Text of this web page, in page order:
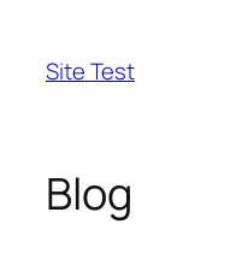
contenu
Site Test
Blog